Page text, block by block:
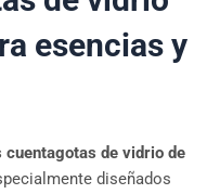
esencias y
cuentagotas de vidrio de
diseñados